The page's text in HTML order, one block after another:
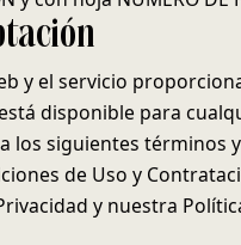
y el servicio
disponible para
los siguientes términos
de Uso y
y nuestra